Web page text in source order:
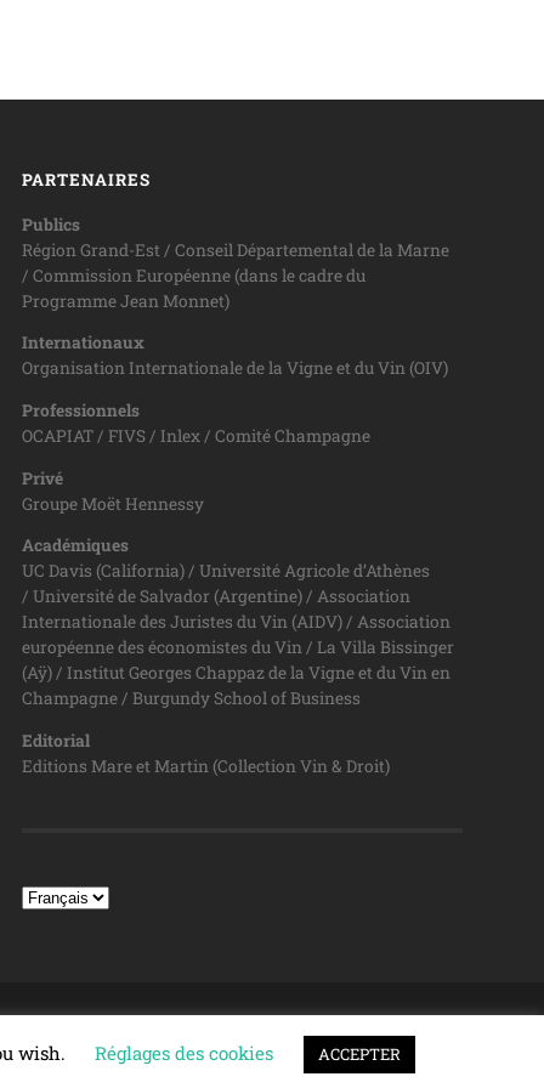
PARTENAIRES
Publics
Région Grand-Est / Conseil Départemental de la Marne
/ Commission Européenne (dans le cadre du
Programme Jean Monnet)
Internationaux
Organisation Internationale de la Vigne et du Vin (OIV)
Professionnels
OCAPIAT / FIVS / Inlex / Comité Champagne
Privé
Groupe Moët Hennessy
Académiques
UC Davis (California) / Université Agricole d’Athènes
/ Université de Salvador (Argentine) / Association
Internationale des Juristes du Vin (AIDV) / Association
européenne des économistes du Vin / La Villa Bissinger
(Aÿ) / Institut Georges Chappaz de la Vigne et du Vin en
Champagne / Burgundy School of Business
Editorial
Editions Mare et Martin (Collection Vin & Droit)
TOP ↑
wish. Réglages des cookies ACCEPTER